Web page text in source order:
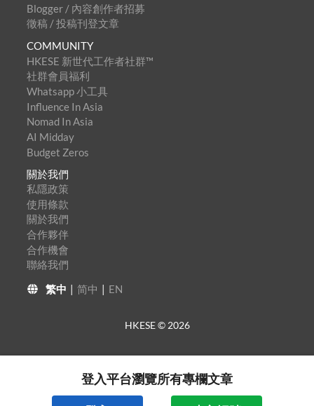
Blogger / 內容創作者招募
徵稿 / 投稿刊登文章
COMMUNITY
HKESE 新世代工作者社群™
社群會員福利
Whatsapp 小工具
Influence In Asia
Nomad In Asia
AI Midday
Budget Zeros
關於我們
私隱政策
使用條款
關於我們
合作夥伴
合作機會
聯絡我們
繁中 | 简中 | EN
HKESE © 2026
登入平台瀏覽所有專欄文章